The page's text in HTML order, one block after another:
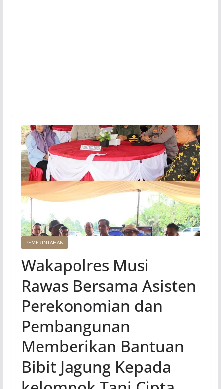
PEMERINTAHAN
Wakapolres Musi
Rawas Bersama Asisten
Perekonomian dan
Pembangunan
Memberikan Bantuan
Bibit Jagung Kepada